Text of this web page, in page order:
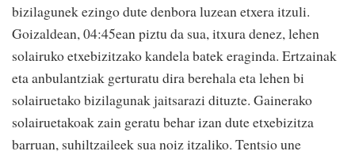
bizilagunek ezingo dute denbora luzean etxera itzuli.
Goizaldean, 04:45ean piztu da sua, itxura denez, lehen
solairuko etxebizitzako kandela batek eraginda. Ertzainak
eta anbulantziak gerturatu dira berehala eta lehen bi
solairuetako bizilagunak jaitsarazi dituzte. Gainerako
solairuetakoak zain geratu behar izan dute etxebizitza
barruan, suhiltzaileek sua noiz itzaliko. Tentsio une